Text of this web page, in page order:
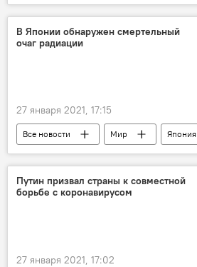
Таджикистан
В Японии обнаружен смертельный
очаг радиации
27 января 2021, 17:15
Все новости Мир
Япония
Фукусима
АЭС
радиация
смерть известных людей
Путин призвал страны к совместной
борьбе с коронавирусом
27 января 2021, 17:02